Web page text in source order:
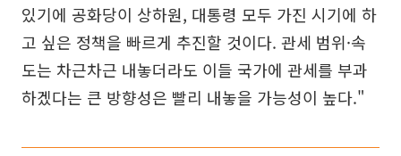
있기에 공화당이 상하원, 대통령 모두 가진 시기에 하
고 싶은 정책을 빠르게 추진할 것이다. 관세 범위·속
도는 차근차근 내놓더라도 이들 국가에 관세를 부과
하겠다는 큰 방향성은 빨리 내놓을 가능성이 높다."